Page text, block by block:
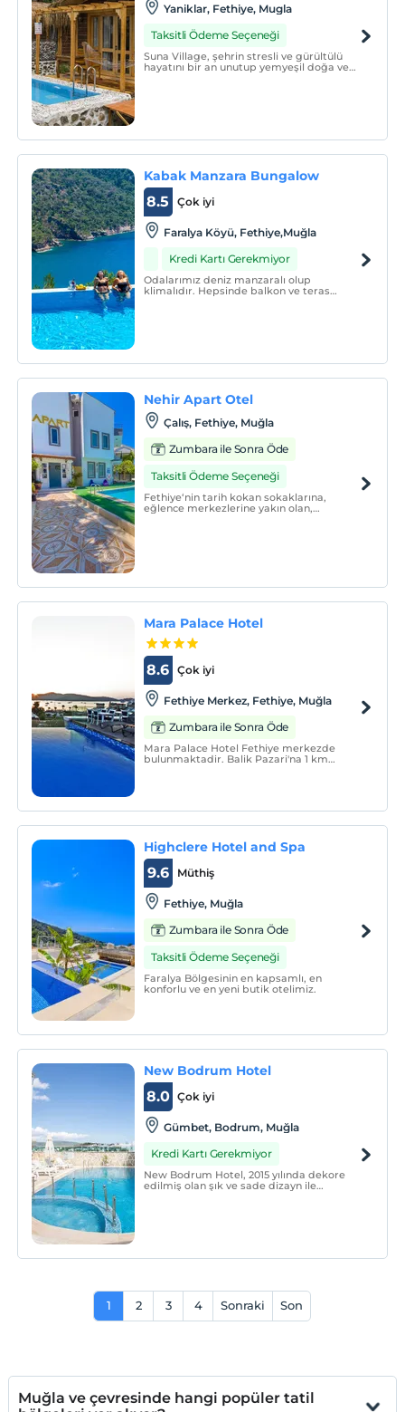
Yaniklar, Fethiye, Mugla
Taksitli Ödeme Seçeneği
Suna Village, şehrin stresli ve gürültülü
hayatını bir an unutup yemyeşil doğa ve
Kabak Manzara Bungalow
Çok iyi
8.5
Faralya Köyü, Fethiye,Muğla
Kredi Kartı Gerekmiyor
Odalarımız deniz manzaralı olup
klimalıdır. Hepsinde balkon ve teras
Nehir Apart Otel
Çalış, Fethiye, Muğla
Zumbara ile Sonra Öde
Taksitli Ödeme Seçeneği
Fethiye‘nin tarih kokan sokaklarına,
eğlence merkezlerine yakın olan,
Mara Palace Hotel
Çok iyi
8.6
Fethiye Merkez, Fethiye, Muğla
Zumbara ile Sonra Öde
Mara Palace Hotel Fethiye merkezde
bulunmaktadir. Balik Pazari'na 1 km
Highclere Hotel and Spa
Müthiş
9.6
Fethiye, Muğla
Zumbara ile Sonra Öde
Taksitli Ödeme Seçeneği
Faralya Bölgesinin en kapsamlı, en
konforlu ve en yeni butik otelimiz.
New Bodrum Hotel
Çok iyi
8.0
Gümbet, Bodrum, Muğla
Kredi Kartı Gerekmiyor
New Bodrum Hotel, 2015 yılında dekore
edilmiş olan şık ve sade dizayn ile
1 2 3 4 Sonraki Son
Muğla ve çevresinde hangi popüler tatil